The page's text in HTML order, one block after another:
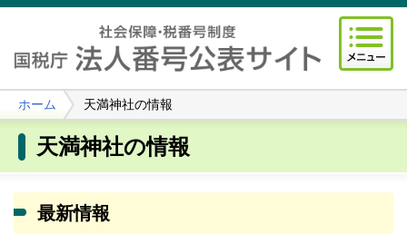
ホーム 天満神社の情報
天満神社の情報
最新情報